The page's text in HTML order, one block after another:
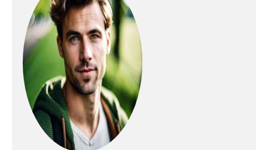
rapide Confort de port
particulier grâce à la
matière stretch 4
directions, Fonction
zippée pratique pour
raccourcir facilement
en bermuda, Ceinture
incluse pour une
coupe optimale
Imprégnation, 4